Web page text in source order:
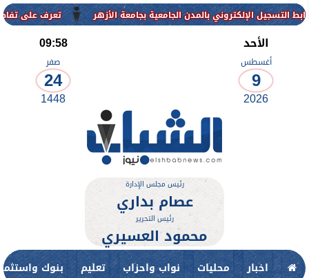
تعرف على تفاصيل وشروط بالمدن الجامعية بجامعة الأزهر
الأحد
أغسطس
9
2026
09:58
صفر
24
1448
رئيس مجلس الإدارة
عصام بداري
رئيس التحرير
محمود العسيري
اخبار محليات نواب واحزاب تعليم بنوك